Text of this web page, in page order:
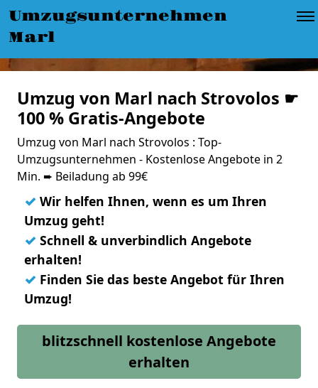
Umzugsunternehmen
Marl
Umzug von Marl nach Strovolos ☛
100 % Gratis-Angebote
Umzug von Marl nach Strovolos : Top-
Umzugsunternehmen - Kostenlose Angebote in 2
Min. ➨ Beiladung ab 99€
✓ Wir helfen Ihnen, wenn es um Ihren
Umzug geht!
✓ Schnell & unverbindlich Angebote
erhalten!
✓ Finden Sie das beste Angebot für Ihren
Umzug!
blitzschnell kostenlose Angebote
erhalten